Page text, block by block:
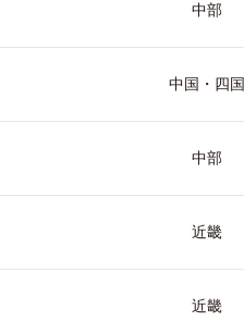
中部
中国・四国
中部
近畿
近畿